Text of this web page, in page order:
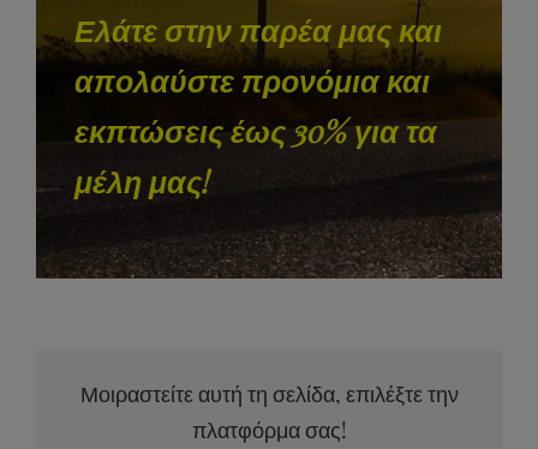
Ελάτε στην παρέα μας και
απολαύστε προνόμια και
εκπτώσεις έως 30% για τα
μέλη μας!
Μοιραστείτε αυτή τη σελίδα, επιλέξτε την
πλατφόρμα σας!